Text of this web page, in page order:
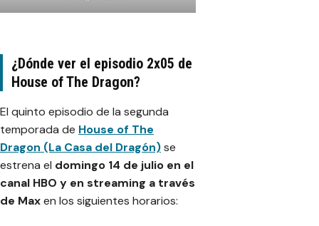
¿Dónde ver el episodio 2x05 de
House of The Dragon?
El quinto episodio de la segunda
temporada de House of The
Dragon (La Casa del Dragón)se
estrena el domingo 14 de julio en el
canal HBO y en streaming a través
de Maxen los siguientes horarios: